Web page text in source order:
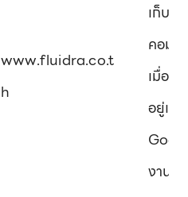
www.fluidra.co.t
h
เก็บคุ
คอมพิ
เมื่อก
อยู่แล
งาน